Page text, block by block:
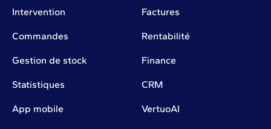
Intervention Factures
Commandes Rentabilité
Gestion de stock Finance
Statistiques CRM
App mobile VertuoAI